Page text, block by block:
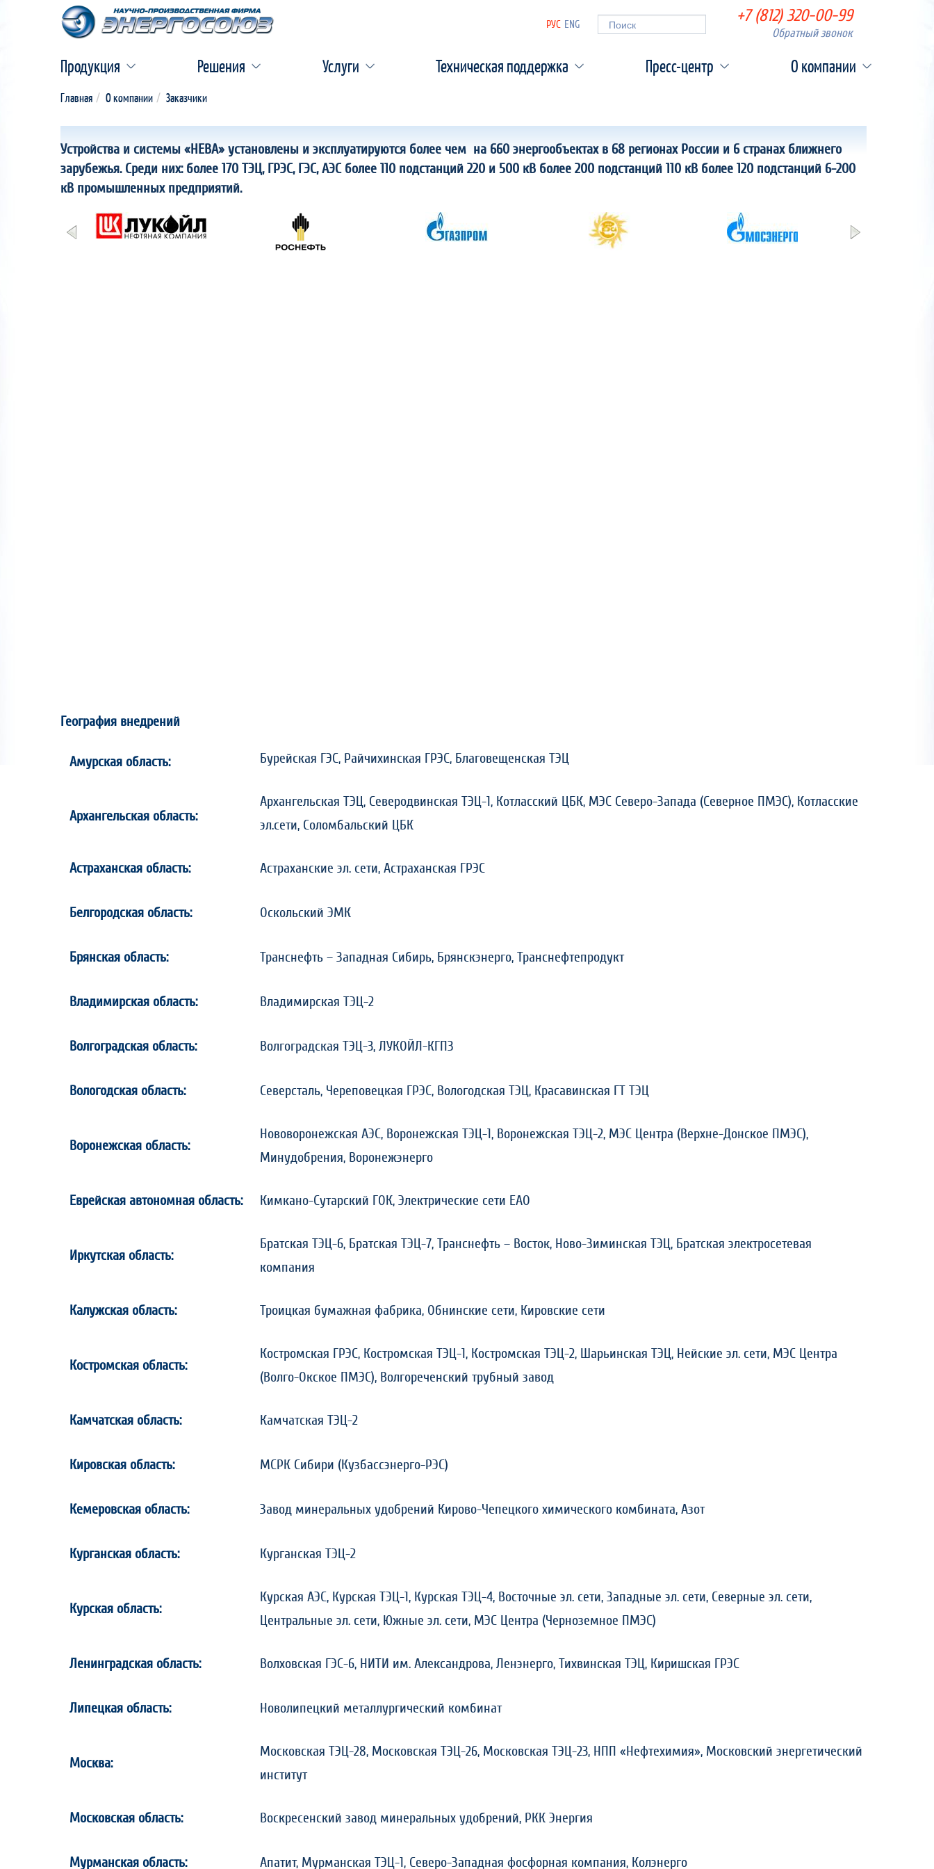
РУС ENG Форма поиска
+7 (812) 320-00-99
Обратный звонок
Продукция Решения Услуги Техническая поддержка Пресс-центр О компании
Главная О компании Заказчики
Устройства и системы «НЕВА» установлены и эксплуатируются более чем на 660 энергообъектах в 68 регионах России и 6 странах ближнего
зарубежья. Среди них: более 170 ТЭЦ, ГРЭС, ГЭС, АЭС более 110 подстанций 220 и 500 кВ более 200 подстанций 110 кВ более 120 подстанций 6-200
кВ промышленных предприятий.
География внедрений
Амурская область: Бурейская ГЭС, Райчихинская ГРЭС, Благовещенская ТЭЦ
Архангельская область:
Архангельская ТЭЦ, Северодвинская ТЭЦ-1, Котласский ЦБК, МЭС Северо-Запада (Северное ПМЭС), Котласские
эл.сети, Соломбальский ЦБК
Астраханская область: Астраханские эл. сети, Астраханская ГРЭС
Белгородская область: Оскольский ЭМК
Брянская область: Транснефть – Западная Сибирь, Брянскэнерго, Транснефтепродукт
Владимирская область: Владимирская ТЭЦ-2
Волгоградская область: Волгоградская ТЭЦ-3, ЛУКОЙЛ-КГПЗ
Вологодская область: Северсталь, Череповецкая ГРЭС, Вологодская ТЭЦ, Красавинская ГТ ТЭЦ
Воронежская область:
Нововоронежская АЭС, Воронежская ТЭЦ-1, Воронежская ТЭЦ-2, МЭС Центра (Верхне-Донское ПМЭС),
Минудобрения, Воронежэнерго
Еврейская автономная область: Кимкано-Сутарский ГОК, Электрические сети ЕАО
Иркутская область:
Братская ТЭЦ-6, Братская ТЭЦ-7, Транснефть – Восток, Ново-Зиминская ТЭЦ, Братская электросетевая
компания
Калужская область: Троицкая бумажная фабрика, Обнинские сети, Кировские сети
Костромская область:
Костромская ГРЭС, Костромская ТЭЦ-1, Костромская ТЭЦ-2, Шарьинская ТЭЦ, Нейские эл. сети, МЭС Центра
(Волго-Окское ПМЭС), Волгореченский трубный завод
Камчатская область: Камчатская ТЭЦ-2
Кировская область: МСРК Сибири (Кузбассэнерго-РЭС)
Кемеровская область: Завод минеральных удобрений Кирово-Чепецкого химического комбината, Азот
Курганская область: Курганская ТЭЦ-2
Курская область:
Курская АЭС, Курская ТЭЦ-1, Курская ТЭЦ-4, Восточные эл. сети, Западные эл. сети, Северные эл. сети,
Центральные эл. сети, Южные эл. сети, МЭС Центра (Черноземное ПМЭС)
Ленинградская область: Волховская ГЭС-6, НИТИ им. Александрова, Ленэнерго, Тихвинская ТЭЦ, Киришская ГРЭС
Липецкая область: Новолипецкий металлургический комбинат
Москва:
Московская ТЭЦ-28, Московская ТЭЦ-26, Московская ТЭЦ-23, НПП «Нефтехимия», Московский энергетический
институт
Московская область: Воскресенский завод минеральных удобрений, РКК Энергия
Мурманская область: Апатит, Мурманская ТЭЦ-1, Северо-Западная фосфорная компания, Колэнерго